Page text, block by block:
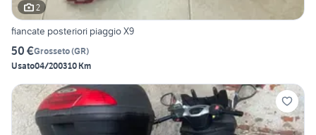
2
fiancate posteriori piaggio X9
50 €Grosseto(GR)
Usato04/200310 Km